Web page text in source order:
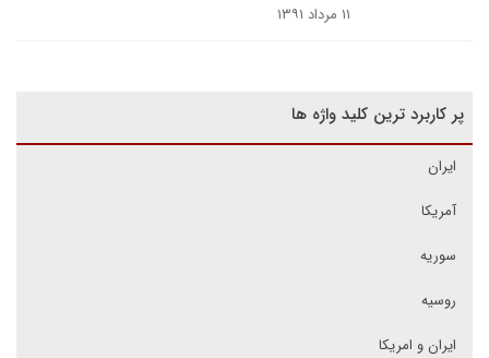
۱۱ مرداد ۱۳۹۱
پر کاربرد ترین کلید واژه ها
ایران
آمریکا
سوریه
روسیه
ایران و امریکا